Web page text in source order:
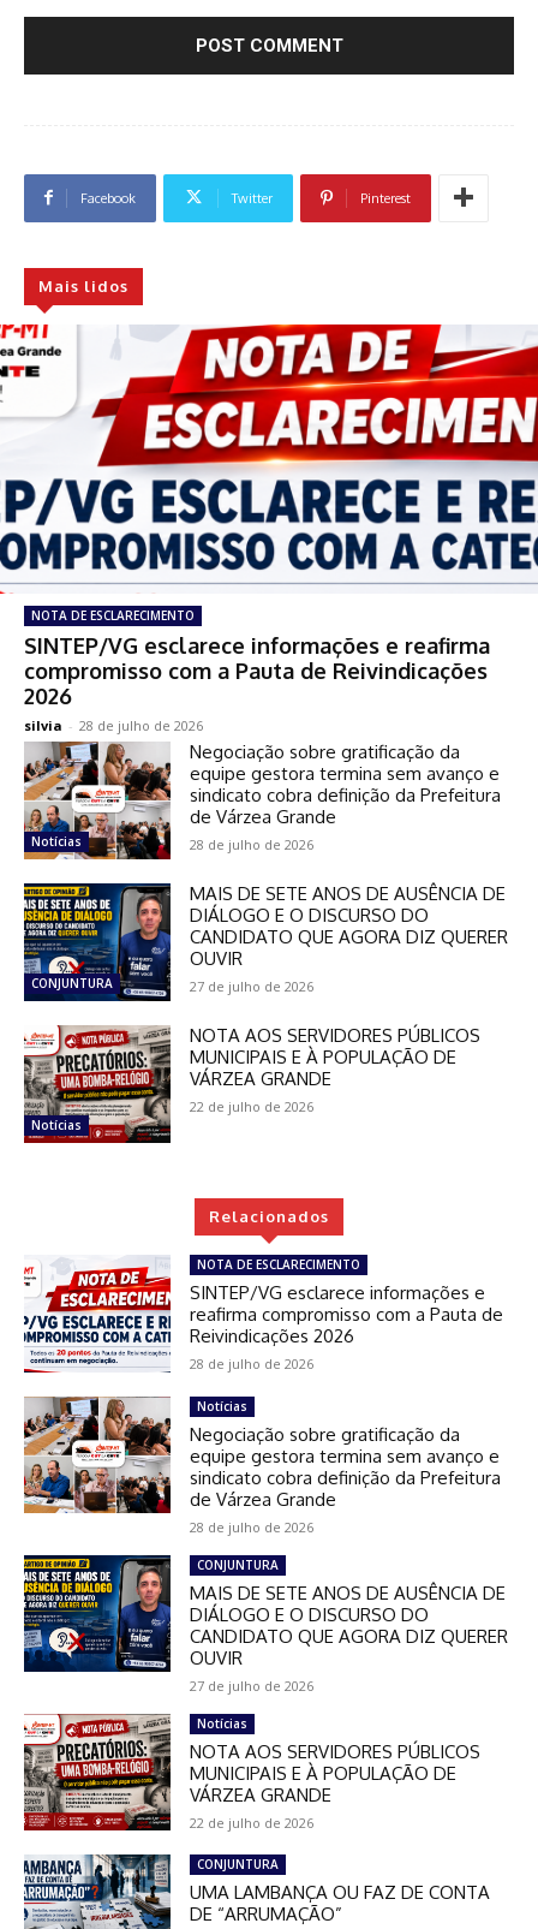
Facebook Twitter Pinterest
Mais lidos
NOTA DE ESCLARECIMENTO
SINTEP/VG esclarece informações e reafirma
compromisso com a Pauta de Reivindicações
2026
silvia - 28 de julho de 2026
Notícias
Negociação sobre gratificação da
equipe gestora termina sem avanço e
sindicato cobra definição da Prefeitura
de Várzea Grande
28 de julho de 2026
CONJUNTURA
MAIS DE SETE ANOS DE AUSÊNCIA DE
DIÁLOGO E O DISCURSO DO
CANDIDATO QUE AGORA DIZ QUERER
OUVIR
27 de julho de 2026
Notícias
NOTA AOS SERVIDORES PÚBLICOS
MUNICIPAIS E À POPULAÇÃO DE
VÁRZEA GRANDE
22 de julho de 2026
Relacionados
NOTA DE ESCLARECIMENTO
SINTEP/VG esclarece informações e
reafirma compromisso com a Pauta de
Reivindicações 2026
28 de julho de 2026
Notícias
Negociação sobre gratificação da
equipe gestora termina sem avanço e
sindicato cobra definição da Prefeitura
de Várzea Grande
28 de julho de 2026
CONJUNTURA
MAIS DE SETE ANOS DE AUSÊNCIA DE
DIÁLOGO E O DISCURSO DO
CANDIDATO QUE AGORA DIZ QUERER
OUVIR
27 de julho de 2026
Notícias
NOTA AOS SERVIDORES PÚBLICOS
MUNICIPAIS E À POPULAÇÃO DE
VÁRZEA GRANDE
22 de julho de 2026
CONJUNTURA
UMA LAMBANÇA OU FAZ DE CONTA
DE “ARRUMAÇÃO”